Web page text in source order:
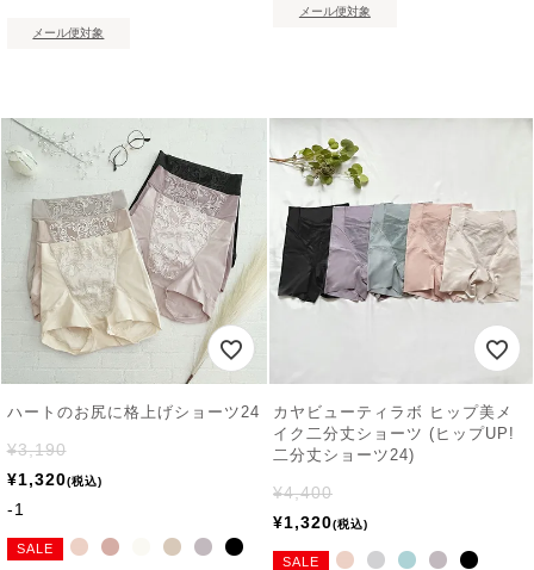
メール便対象
メール便対象
ハートのお尻に格上げショーツ24
¥3,190
¥1,320 税込
-1
SALE
カヤビューティラボ ヒップ美メ
イク二分丈ショーツ (ヒップUP!
二分丈ショーツ24)
¥4,400
¥1,320 税込
SALE